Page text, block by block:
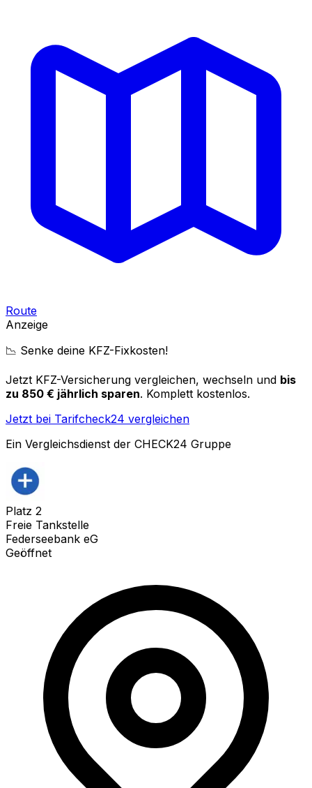
Route
Anzeige
📉 Senke deine KFZ-Fixkosten!
Jetzt KFZ-Versicherung vergleichen, wechseln und bis
zu 850 € jährlich sparen. Komplett kostenlos.
Jetzt bei Tarifcheck24 vergleichen
Ein Vergleichsdienst der CHECK24 Gruppe
Platz 2
Freie Tankstelle
Federseebank eG
Geöffnet